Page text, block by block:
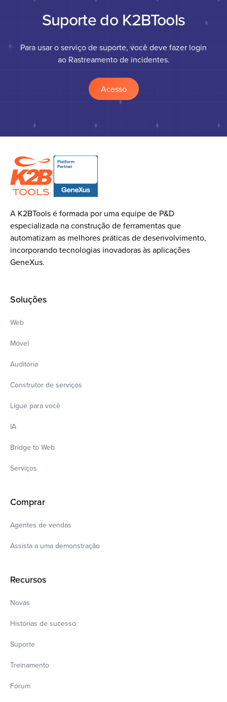
Suporte do K2BTools
Para usar o serviço de suporte, você deve fazer login
ao Rastreamento de incidentes.
Acesso
A K2BTools é formada por uma equipe de P&D
especializada na construção de ferramentas que
automatizam as melhores práticas de desenvolvimento,
incorporando tecnologias inovadoras às aplicações
GeneXus.
Soluções
Web
Móvel
Auditoria
Construtor de serviços
Ligue para você
IA
Bridge to Web
Serviços
Comprar
Agentes de vendas
Assista a uma demonstração
Recursos
Novas
Histórias de sucesso
Suporte
Treinamento
Fórum